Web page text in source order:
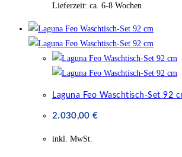
Lieferzeit: ca. 6-8 Wochen
Laguna Feo Waschtisch-Set 92
2.030,00 €
inkl. MwSt.